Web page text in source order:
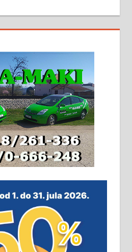
једна уз другу.
централно
и дрва. Две
023
опремљену
путу, на
око 7 ари.
102-35-25
нова,
8 ари у Зеленом
Могућа
584
ОГЛАСИ